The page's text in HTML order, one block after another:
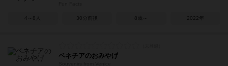
4～8人 30分前後 8歳～ 2022年
ベネチアのおみやげ